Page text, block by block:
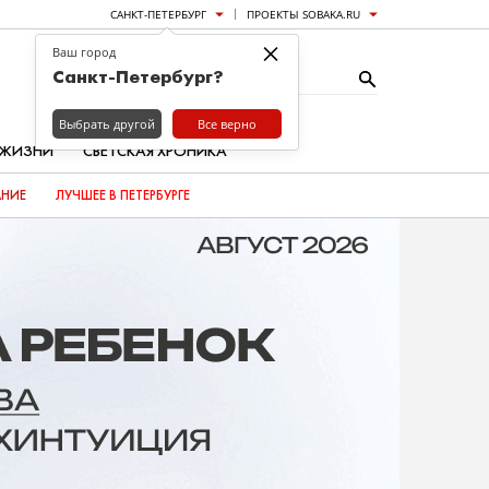
САНКТ-ПЕТЕРБУРГ ПРОЕКТЫ SOBAKA.RU
СВЕТСКАЯ ХРОНИКА
ЛУЧШЕЕ В ПЕТЕРБУРГЕ
×
Ваш город
Санкт-Петербург?
Выбрать другой Все верно